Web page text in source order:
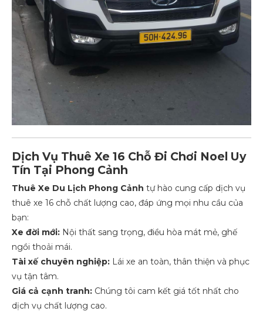
Dịch Vụ Thuê Xe 16 Chỗ Đi Chơi Noel Uy
Tín Tại Phong Cảnh
Thuê Xe Du Lịch Phong Cảnh tự hào cung cấp dịch vụ
thuê xe 16 chỗ chất lượng cao, đáp ứng mọi nhu cầu của
bạn:
Xe đời mới: Nội thất sang trọng, điều hòa mát mẻ, ghế
ngồi thoải mái.
Tài xế chuyên nghiệp: Lái xe an toàn, thân thiện và phục
vụ tận tâm.
Giá cả cạnh tranh: Chúng tôi cam kết giá tốt nhất cho
dịch vụ chất lượng cao.